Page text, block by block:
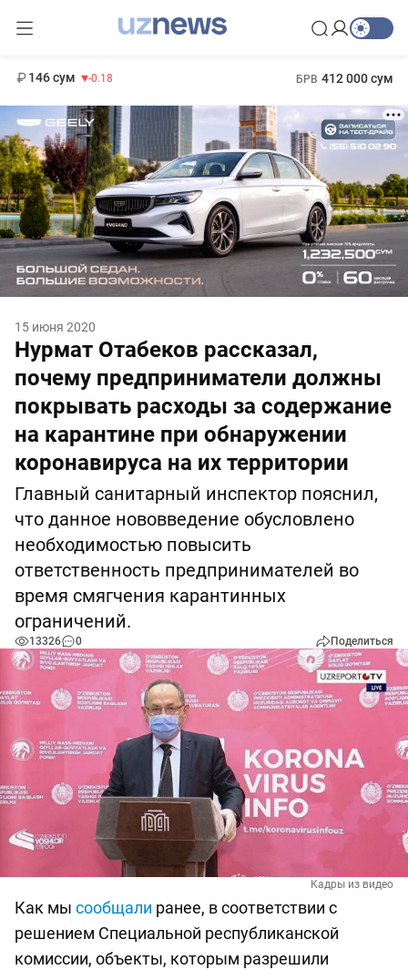
146 сум -0.18 БРВ 412 000 сум
15 июня 2020
Нурмат Отабеков рассказал,
почему предприниматели должны
покрывать расходы за содержание
на карантине при обнаружении
коронавируса на их территории
Главный санитарный инспектор пояснил,
что данное нововведение обусловлено
необходимостью повысить
ответственность предпринимателей во
время смягчения карантинных
ограничений.
13326 0 Поделиться
Кадры из видео
Как мы сообщали ранее, в соответствии с
решением Специальной республиканской
комиссии, объекты, которым разрешили